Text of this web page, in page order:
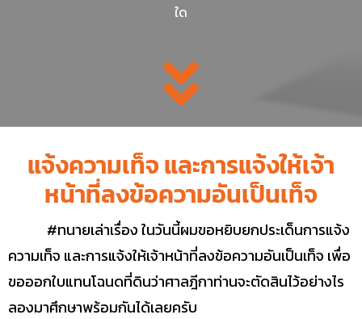
ใด
แจ้งความเท็จ และการแจ้งให้เจ้า
หน้าที่ลงข้อความอันเป็นเท็จ
#ทนายเล่าเรื่อง ในวันนี้ผมขอหยิบยกประเด็นการแจ้ง
ความเท็จ และการแจ้งให้เจ้าหน้าที่ลงข้อความอันเป็นเท็จ เพื่อ
ขอออกใบแทนโฉนดที่ดินว่าศาลฎีกาท่านจะตัดสินไว้อย่างไร
ลองมาศึกษาพร้อมกันได้เลยครับ